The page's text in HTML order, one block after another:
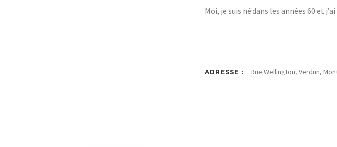
Moi, je suis né dans les années 60 et
ADRESSE : Rue Wellington, Verdun,